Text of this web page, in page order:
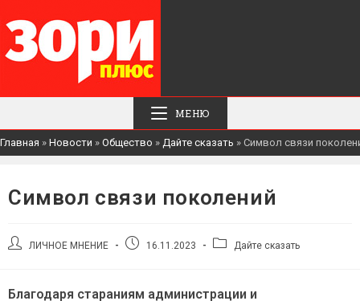
МЕНЮ
Главная » Новости » Общество » Дайте сказать » Символ связи
Символ связи поколений
АвторЛИЧНОЕ МНЕНИЕ
Запись16.11.2023
РубрикаДайте сказать
Благодаря стараниям администрации и